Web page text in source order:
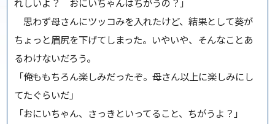
思わず母さんにツッコみを入れたけど、結果として葵が
ちょっと眉尻を下げてしまった。いやいや、そんなことあ
るわけないだろう。
「俺ももちろん楽しみだったぞ。母さん以上に楽しみにし
てたぐらいだ」
「おにいちゃん、さっきといってること、ちがうよ？」